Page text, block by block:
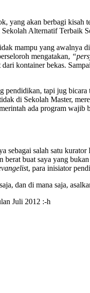
akan berbagi kisah
Alternatif Terbaik
mampu yang
mengatakan,
kontainer bekas.
tapi jug
di Sekolah Master,
ada program
salah satu
buat saya yang
t, para inisiator
dan di mana saja,
Juli 2012 :-h